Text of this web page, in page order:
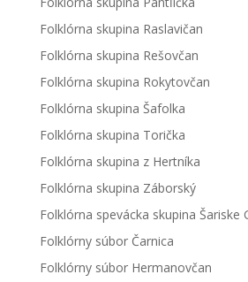
Folklórna skupina Raslavičan
Folklórna skupina Rešovčan
Folklórna skupina Rokytovčan
Folklórna skupina Šafolka
Folklórna skupina Torička
Folklórna skupina z Hertníka
Folklórna skupina Záborský
Folklórna spevácka skupina Šariske
Folklórny súbor Čarnica
Folklórny súbor Hermanovčan